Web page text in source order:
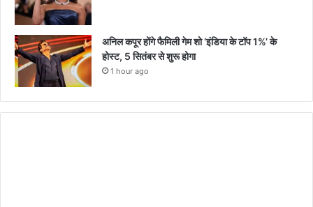
अनिल कपूर होंगे फैमिली गेम शो ‘इंडिया के टॉप 1%’ के
होस्ट, 5 सितंबर से शुरू होगा
1 hour ago